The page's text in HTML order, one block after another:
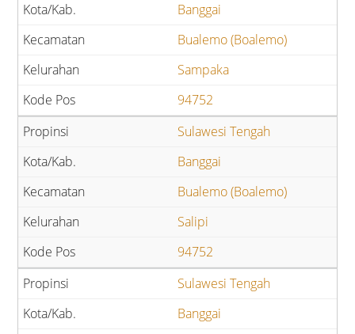
Banggai
Bualemo (Boalemo)
Sampaka
94752
Sulawesi Tengah
Banggai
Bualemo (Boalemo)
Salipi
94752
Sulawesi Tengah
Banggai